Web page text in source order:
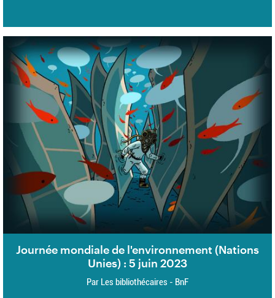
Journée mondiale de l'environnement (Nations
Unies) : 5 juin 2023
Par Les bibliothécaires - BnF